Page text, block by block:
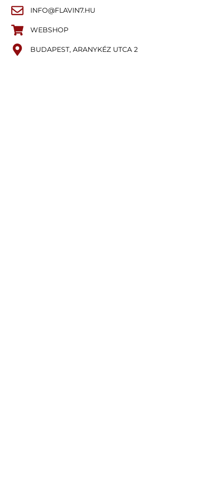
INFO@FLAVIN7.HU
WEBSHOP
BUDAPEST, ARANYKÉZ UTCA 2